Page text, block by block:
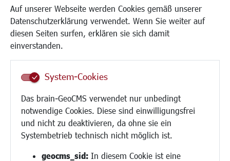
Auf unserer Webseite werden Cookies gemäß unserer
Datenschutzerklärung verwendet. Wenn Sie weiter auf
diesen Seiten surfen, erklären sie sich damit
einverstanden.
System-Cookies
Das brain-GeoCMS verwendet nur unbedingt
notwendige Cookies. Diese sind einwilligungsfrei
und nicht zu deaktivieren, da ohne sie ein
Systembetrieb technisch nicht möglich ist.
geocms_sid: In diesem Cookie ist eine
Kinderbetreuung
Kinder und Jugend
Institutionen für Familien
Frauen
Schule
Demokratie leben
Ukrainehilfe
Hilfe für Geflüchtete
Religion